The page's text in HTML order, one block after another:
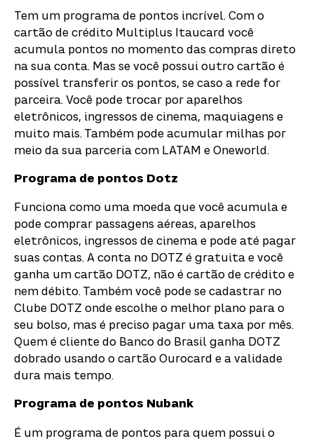
Tem um programa de pontos incrível. Com o
cartão de crédito Multiplus Itaucard você
acumula pontos no momento das compras direto
na sua conta. Mas se você possui outro cartão é
possível transferir os pontos, se caso a rede for
parceira.Você pode trocar por aparelhos
eletrônicos, ingressos de cinema, maquiagens e
muito mais. Também pode acumular milhas por
meio da sua parceria com LATAM e Oneworld.
Programa de pontos Dotz
Funciona como uma moeda que você acumula e
pode comprar passagens aéreas, aparelhos
eletrônicos, ingressos de cinema e pode até pagar
suas contas. A conta no DOTZ é gratuita e você
ganha um cartão DOTZ, não é cartão de crédito e
nem débito. Também você pode se cadastrar no
Clube DOTZ onde escolhe o melhor plano para o
seu bolso, mas é preciso pagar uma taxa por mês.
Quem é cliente do Banco do Brasil ganha DOTZ
dobrado usando o cartão Ourocard e a validade
dura mais tempo.
Programa de pontos Nubank
É um programa de pontos para quem possui o